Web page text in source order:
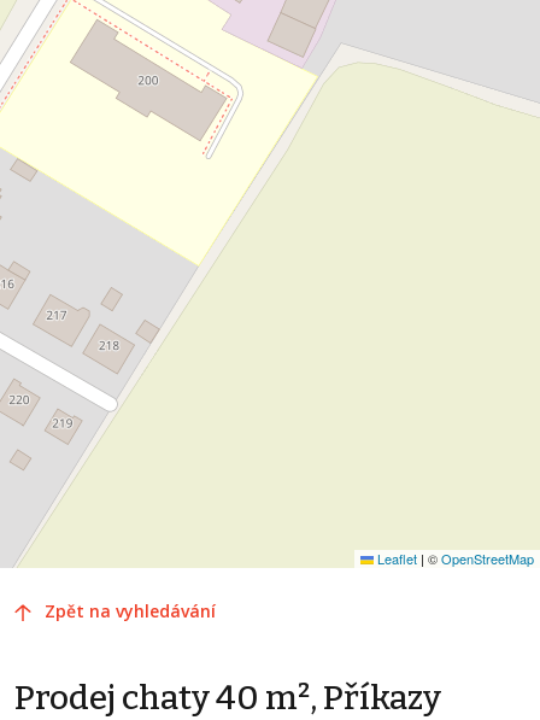
Leaflet | ©OpenStreetMap
Zpět na vyhledávání
Prodej chaty 40 m², Příkazy